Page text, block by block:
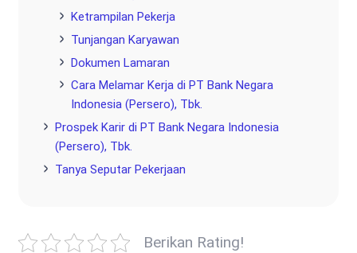
Ketrampilan Pekerja
Tunjangan Karyawan
Dokumen Lamaran
Cara Melamar Kerja di PT Bank Negara
Indonesia (Persero), Tbk.
Prospek Karir di PT Bank Negara Indonesia
(Persero), Tbk.
Tanya Seputar Pekerjaan
Berikan Rating!